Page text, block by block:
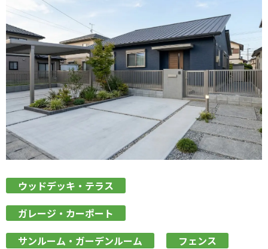
ウッドデッキ・テラス
ガレージ・カーポート
サンルーム・ガーデンルーム
フェンス